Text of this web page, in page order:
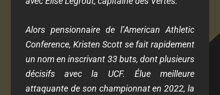
Alors pensionnaire de l’American Athletic
Conference, Kristen Scott se fait rapidement
un nom en inscrivant 33 buts, dont plusieurs
décisifs avec la UCF. Élue meilleure
attaquante de son championnat en 2022, la